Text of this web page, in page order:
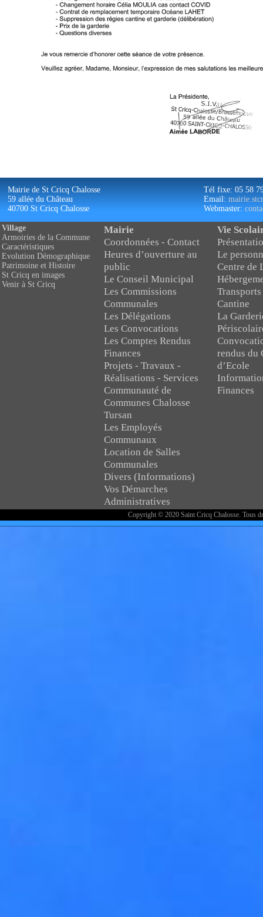
Mairie de St Cricq Chalosse
59 allée du Château
40700 St Cricq Chalosse
Tél fixe: 05 58
Email:
Webmaster:
Village
Armoiries de la Commune
Caractéristiques
Evolution Démographique
Patrimoine et Histoire
St Cricq en images
Venir à St Cricq
Mairie
Coordonnées - Contact
Heures d’ouverture au
public
Le Conseil Municipal
Les Commissions
Communales
Les Délégations
Les Convocations
Les Comptes Rendus
Finances
Projets - Travaux -
Réalisations - Services
Communauté de
Communes Chalosse
Tursan
Les Employés
Communaux
Location de Salles
Communales
Divers (Informations)
Vos Démarches
Administratives
Vie
Le
Centre de
Cantine
La
rendus du
d’Ecole
Finances
Copyright © 2020 Saint Cricq Chalosse. Tous